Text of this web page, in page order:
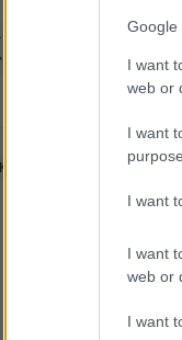
Google
I want
web or
I want
I want
I want
web or
I want
KORDON